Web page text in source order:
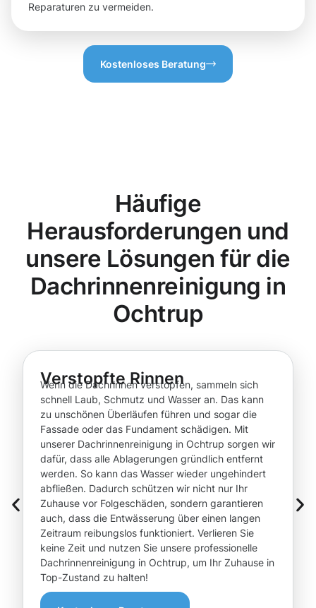
Reparaturen zu vermeiden.
Kostenloses Beratung
Häufige
Herausforderungen und
unsere Lösungen für die
Dachrinnenreinigung in
Ochtrup
Verstopfte Rinnen
Wenn die Dachrinnen verstopfen, sammeln sich
schnell Laub, Schmutz und Wasser an. Das kann
zu unschönen Überläufen führen und sogar die
Fassade oder das Fundament schädigen. Mit
unserer Dachrinnenreinigung in Ochtrup sorgen wir
dafür, dass alle Ablagerungen gründlich entfernt
werden. So kann das Wasser wieder ungehindert
abfließen. Dadurch schützen wir nicht nur Ihr
Zuhause vor Folgeschäden, sondern garantieren
auch, dass die Entwässerung über einen langen
Zeitraum reibungslos funktioniert. Verlieren Sie
keine Zeit und nutzen Sie unsere professionelle
Dachrinnenreinigung in Ochtrup, um Ihr Zuhause in
Top-Zustand zu halten!